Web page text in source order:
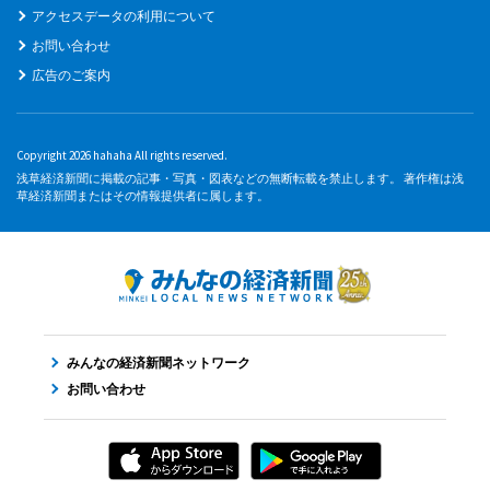
アクセスデータの利用について
お問い合わせ
広告のご案内
Copyright 2026 hahaha All rights reserved.
浅草経済新聞に掲載の記事・写真・図表などの無断転載を禁止します。 著作権は浅
草経済新聞またはその情報提供者に属します。
みんなの経済新聞ネットワーク
お問い合わせ